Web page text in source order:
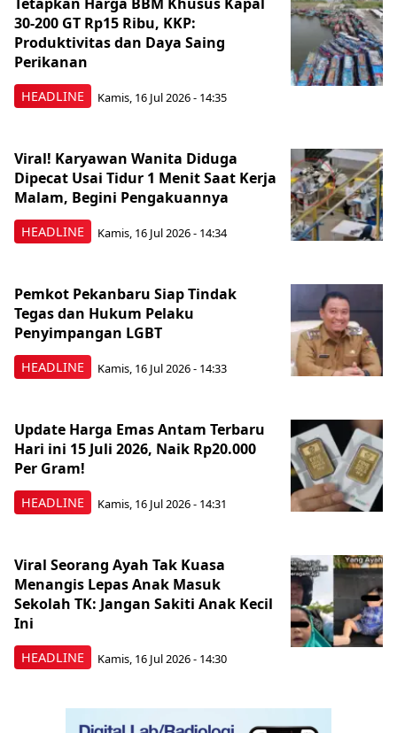
HEADLINE
30-200 GT Rp15 Ribu, KKP:
Produktivitas dan Daya Saing
Perikanan
Kamis, 16 Jul 2026 - 14:35
HEADLINE
Viral! Karyawan Wanita Diduga
Dipecat Usai Tidur 1 Menit Saat Kerja
Malam, Begini Pengakuannya
Kamis, 16 Jul 2026 - 14:34
HEADLINE
Pemkot Pekanbaru Siap Tindak
Tegas dan Hukum Pelaku
Penyimpangan LGBT
Kamis, 16 Jul 2026 - 14:33
HEADLINE
Update Harga Emas Antam Terbaru
Hari ini 15 Juli 2026, Naik Rp20.000
Per Gram!
Kamis, 16 Jul 2026 - 14:31
HEADLINE
Viral Seorang Ayah Tak Kuasa
Menangis Lepas Anak Masuk
Sekolah TK: Jangan Sakiti Anak Kecil
Ini
Kamis, 16 Jul 2026 - 14:30